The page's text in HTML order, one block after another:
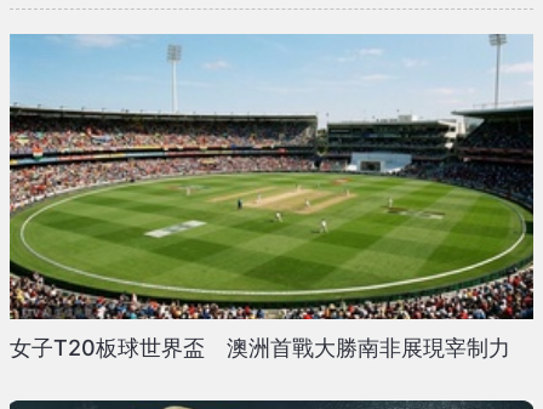
女子T20板球世界盃 澳洲首戰大勝南非展現宰制力